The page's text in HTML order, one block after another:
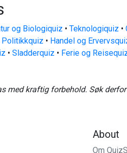
og Biologiquiz • Teknologiquiz •
Politikkquiz • Handel og
• Sladderquiz • Ferie og
med kraftig forbehold. Søk
About
Om